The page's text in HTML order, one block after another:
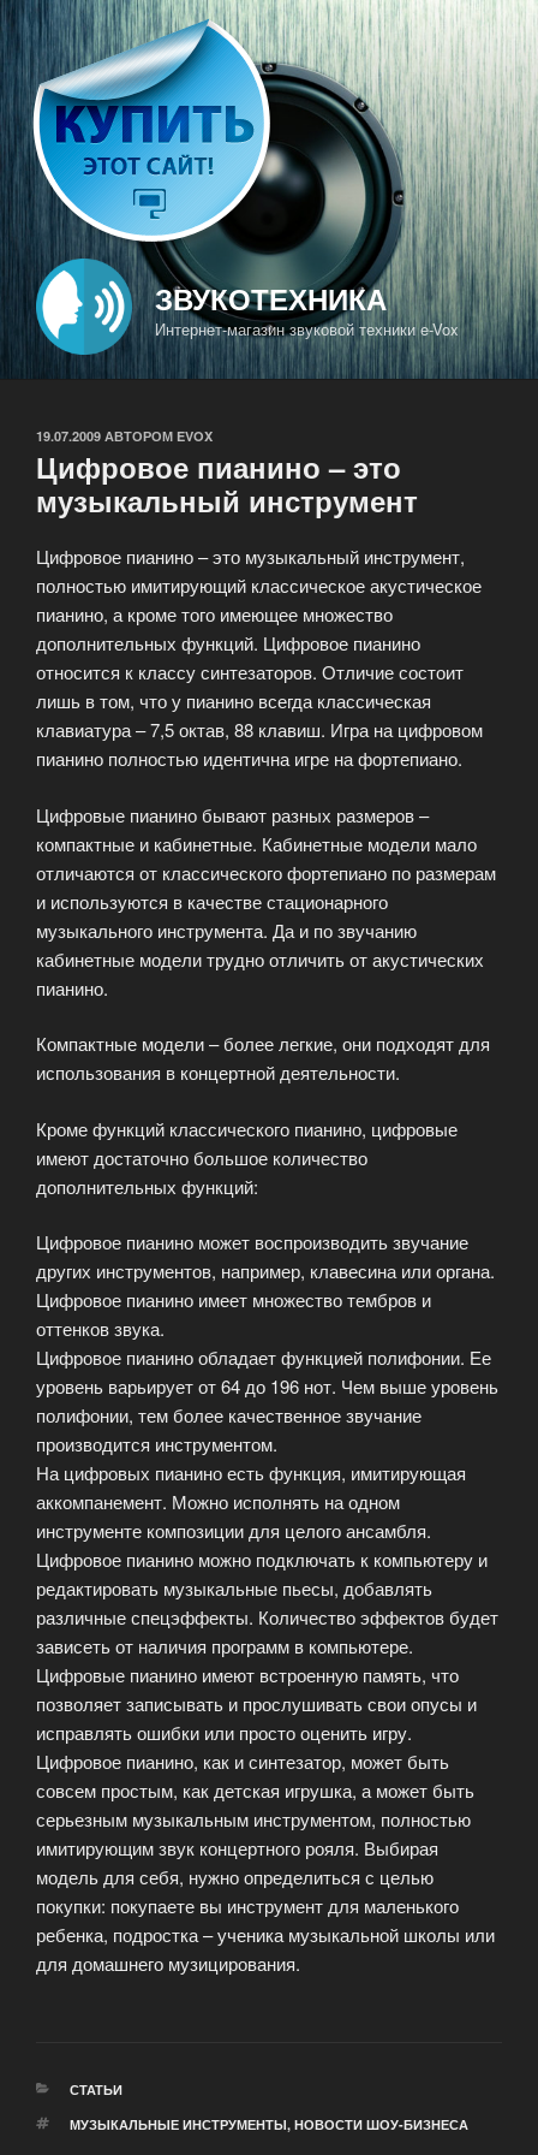
Перейти
содержимому
ЗВУКОТЕХНИКА
Интернет-магазин звуковой техники e-Vox
ОПУБЛИКОВАНО
19.07.2009 АВТОРОМ EVOX
Цифровое пианино – это
музыкальный инструмент
Цифровое пианино – это музыкальный инструмент,
полностью имитирующий классическое акустическое
пианино, а кроме того имеющее множество
дополнительных функций. Цифровое пианино
относится к классу синтезаторов. Отличие состоит
лишь в том, что у пианино всегда классическая
клавиатура – 7,5 октав, 88 клавиш. Игра на цифровом
пианино полностью идентична игре на фортепиано.
Цифровые пианино бывают разных размеров –
компактные и кабинетные. Кабинетные модели мало
отличаются от классического фортепиано по размерам
и используются в качестве стационарного
музыкального инструмента. Да и по звучанию
кабинетные модели трудно отличить от акустических
пианино.
Компактные модели – более легкие, они подходят для
использования в концертной деятельности.
Кроме функций классического пианино, цифровые
имеют достаточно большое количество
дополнительных функций:
Цифровое пианино может воспроизводить звучание
других инструментов, например, клавесина или органа.
Цифровое пианино имеет множество тембров и
оттенков звука.
Цифровое пианино обладает функцией полифонии. Ее
уровень варьирует от 64 до 196 нот. Чем выше уровень
полифонии, тем более качественное звучание
производится инструментом.
На цифровых пианино есть функция, имитирующая
аккомпанемент. Можно исполнять на одном
инструменте композиции для целого ансамбля.
Цифровое пианино можно подключать к компьютеру и
редактировать музыкальные пьесы, добавлять
различные спецэффекты. Количество эффектов будет
зависеть от наличия программ в компьютере.
Цифровые пианино имеют встроенную память, что
позволяет записывать и прослушивать свои опусы и
исправлять ошибки или просто оценить игру.
Цифровое пианино, как и синтезатор, может быть
совсем простым, как детская игрушка, а может быть
серьезным музыкальным инструментом, полностью
имитирующим звук концертного рояля. Выбирая
модель для себя, нужно определиться с целью
покупки: покупаете вы инструмент для маленького
ребенка, подростка – ученика музыкальной школы или
для домашнего музицирования.
РУБРИКИ
СТАТЬИ
МЕТКИ
МУЗЫКАЛЬНЫЕ ИНСТРУМЕНТЫ, НОВОСТИ ШОУ-БИЗНЕСА